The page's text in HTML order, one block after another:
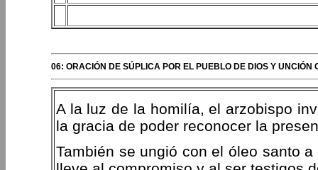
06: ORACIÓN DE SÚPLICA POR EL PUEBLO DE DIOS Y
A la luz de la homilía, el arzobispo
la gracia de poder reconocer la
También se ungió con el óleo santo